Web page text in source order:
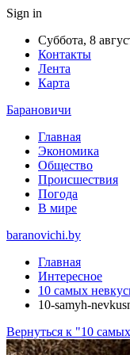
Sign in
Суббота, 8
Контакты
Лента
Карта
Барановичи
Главная
Экономика
Общество
Происшествия
Погода
В мире
baranovichi.by
Главная
Интересное
10 самых
10-samyh-
Вернуться к "10